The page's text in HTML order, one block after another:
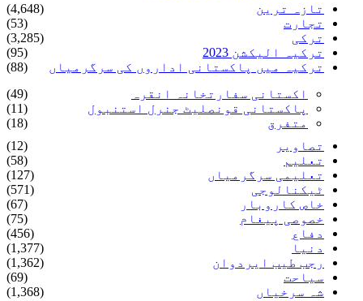
تازہ ترین
(4,648)
تجارت
(53)
ترکی
(3,285)
ترکیہ الیکشن 2023
(95)
ترکیہ میں پاکستانی اداروں کی سرگرمیاں
(88)
اکستانی سفارتخانہ انقرہ
(49)
پاکستانی قونصلیٹ جنرل استنبول
(11)
متفرق
(18)
تصاویر
(12)
تعلیم
(58)
تعلیمی سرگرمیاں
(127)
ٹیکنالوجی
(571)
خاص کاروبار
(67)
خصوصی پیغام
(75)
دفاع
(456)
دنیا
(1,377)
رجب طیب ایردوان
(1,362)
سیاحت
(69)
شہ سرخیاں
(1,368)